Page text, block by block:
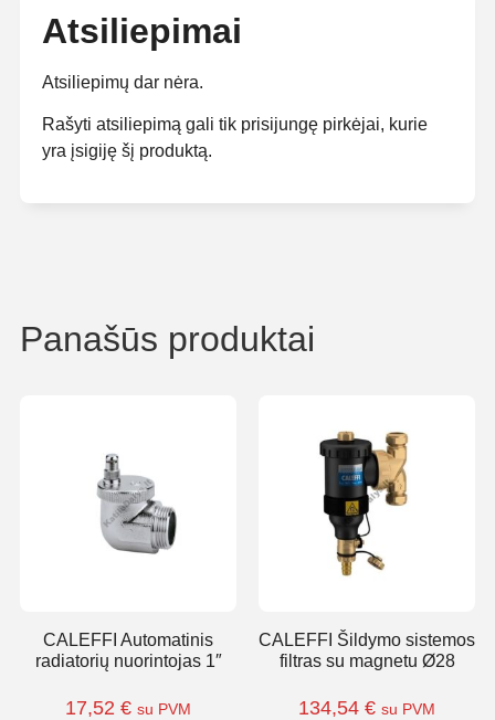
Atsiliepimai
Atsiliepimų dar nėra.
Rašyti atsiliepimą gali tik prisijungę pirkėjai, kurie
yra įsigiję šį produktą.
Panašūs produktai
CALEFFI Automatinis
radiatorių nuorintojas 1″
17,52 € su PVM
CALEFFI Šildymo sistemos
filtras su magnetu Ø28
134,54 € su PVM